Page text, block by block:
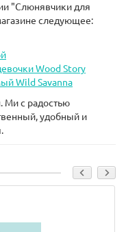
"Слюнявчики для
следующее:
Wood Story
Wild Savanna
Ми с радостью
удобный и